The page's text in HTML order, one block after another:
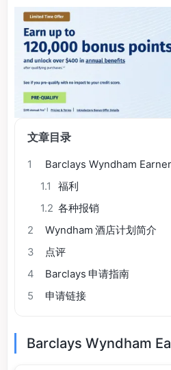
文章目录
1
Barclays Wyndham
1.1
福利
1.2 各种报销
2
Wyndham 酒店计划简介
3
点评
4
Barclays 申请指南
5
申请链接
Barclays Wyndham